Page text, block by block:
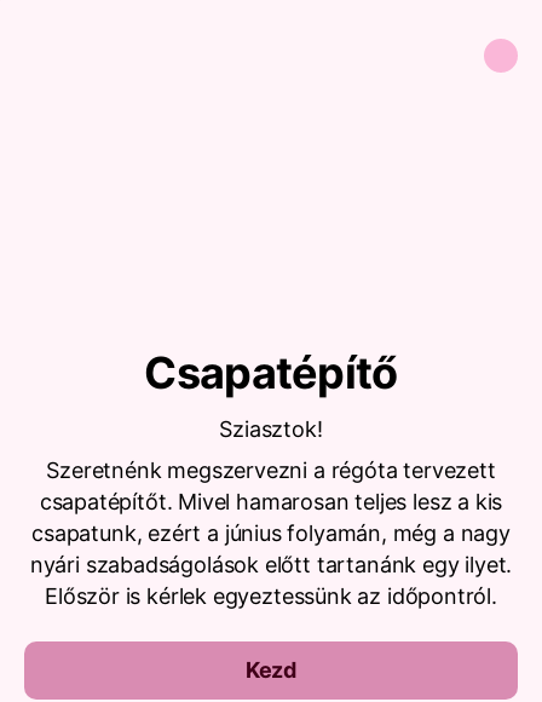
Csapatépítő
Sziasztok!
Szeretnénk megszervezni a régóta tervezett
csapatépítőt. Mivel hamarosan teljes lesz a kis
csapatunk, ezért a június folyamán, még a nagy
nyári szabadságolások előtt tartanánk egy ilyet.
Először is kérlek egyeztessünk az időpontról.
Kezd